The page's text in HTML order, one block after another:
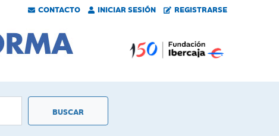
CONTACTO INICIAR SESIÓN REGISTRARSE